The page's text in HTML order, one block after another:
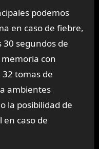
podemos
en caso de fiebre,
segundos de
con
tomas de
ambientes
la posibilidad de
caso de